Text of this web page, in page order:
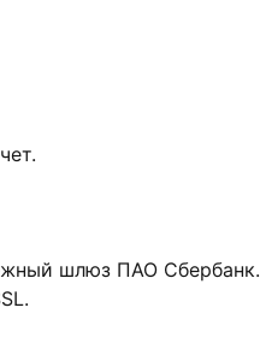
шлюз ПАО Сбербанк.